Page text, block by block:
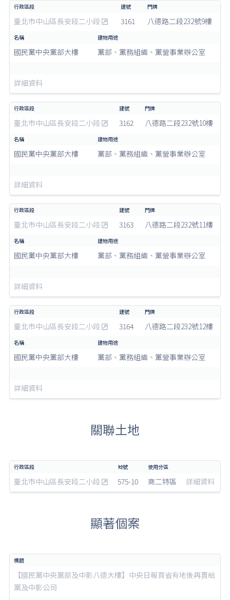
臺北市中山區長安段二小段 3161 八德路二段232號9樓
國民黨中央黨部大樓 黨部、黨務組織、黨營事業辦公室
詳細資料
臺北市中山區長安段二小段 3162 八德路二段232號10樓
國民黨中央黨部大樓 黨部、黨務組織、黨營事業辦公室
詳細資料
臺北市中山區長安段二小段 3163 八德路二段232號11樓
國民黨中央黨部大樓 黨部、黨務組織、黨營事業辦公室
詳細資料
臺北市中山區長安段二小段 3164 八德路二段232號12樓
國民黨中央黨部大樓 黨部、黨務組織、黨營事業辦公室
詳細資料
關聯土地
臺北市中山區長安段二小段 575-10 商二特區 詳細資料
顯著個案
【國民黨中央黨部及中影八德大樓】中央日報買省有地後再賣給
黨及中影公司